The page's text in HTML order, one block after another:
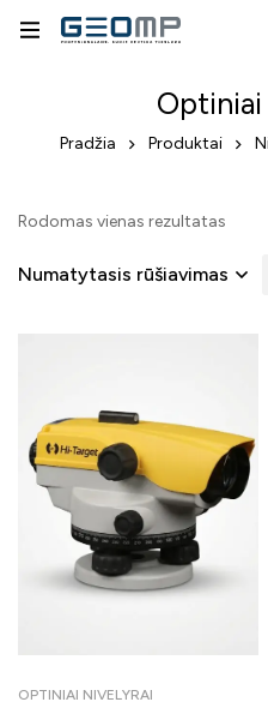
Pradžia Produktai
Rodomas vienas rezultatas
Numatytasis rūšiavimas
OPTINIAI NIVELYRAI